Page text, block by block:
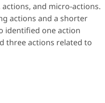
and micro-actions.
actions and a shorter
identified one action
three actions related to